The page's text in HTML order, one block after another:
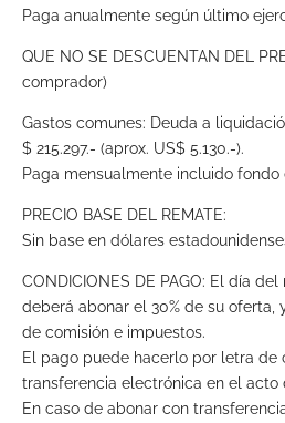
Paga anualmente según último
QUE NO SE DESCUENTAN DEL
comprador)
Gastos comunes: Deuda a
$ 215.297.- (aprox. US$ 5.130.-).
Paga mensualmente incluido fondo
PRECIO BASE DEL REMATE:
Sin base en dólares
CONDICIONES DE PAGO: El día
deberá abonar el 30% de su oferta,
de comisión e impuestos.
El pago puede hacerlo por letra de
transferencia electrónica en el acto
En caso de abonar con